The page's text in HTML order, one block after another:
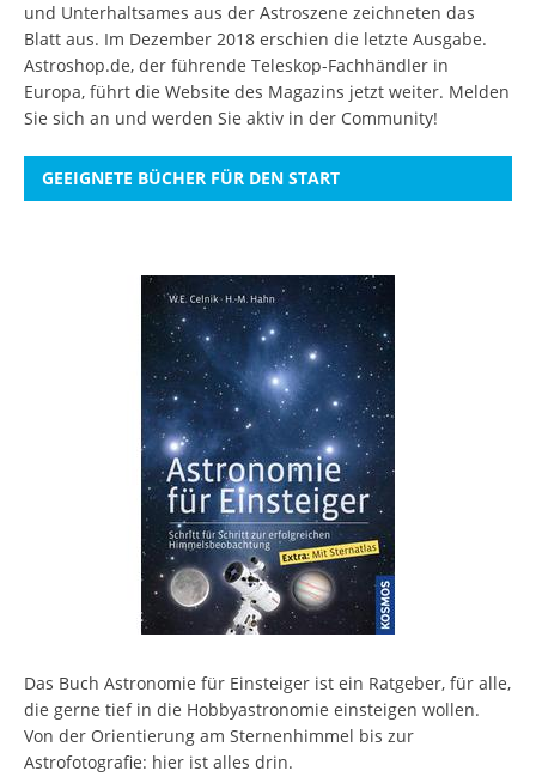
und Unterhaltsames aus der Astroszene zeichneten das
Blatt aus. Im Dezember 2018 erschien die letzte Ausgabe.
Astroshop.de, der führende Teleskop-Fachhändler in
Europa, führt die Website des Magazins jetzt weiter. Melden
Sie sich an und werden Sie aktiv in der Community!
GEEIGNETE BÜCHER FÜR DEN START
Das Buch Astronomie für Einsteiger ist ein Ratgeber, für alle,
die gerne tief in die Hobbyastronomie einsteigen wollen.
Von der Orientierung am Sternenhimmel bis zur
Astrofotografie: hier ist alles drin.